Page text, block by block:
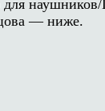
— ниже.